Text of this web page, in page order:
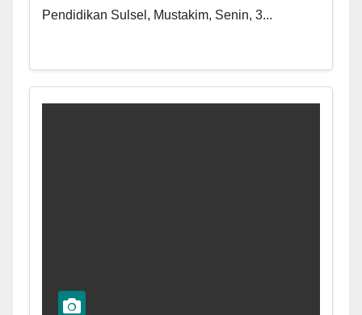
Pendidikan Sulsel, Mustakim, Senin, 3...